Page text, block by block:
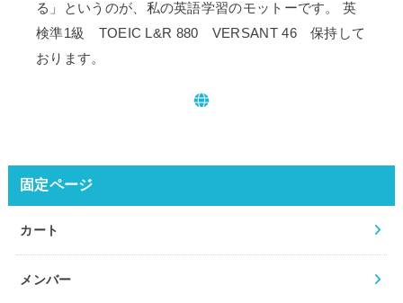
る」というのが、私の英語学習のモットーです。 英
検準1級 TOEIC L&R 880 VERSANT 46 保持して
おります。
固定ページ
カート
メンバー